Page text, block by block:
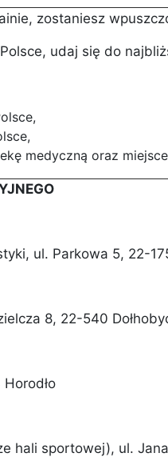
zostaniesz
udaj się do
medyczną oraz
ul. Parkowa 5, 22-
8, 22-540
hali sportowej), ul.